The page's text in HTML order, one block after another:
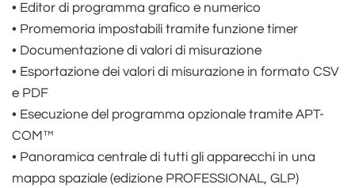
• Editor di programma grafico e numerico
• Promemoria impostabili tramite funzione timer
• Documentazione di valori di misurazione
• Esportazione dei valori di misurazione in formato CSV
e PDF
• Esecuzione del programma opzionale tramite APT-
COM™
• Panoramica centrale di tutti gli apparecchi in una
mappa spaziale (edizione PROFESSIONAL, GLP)